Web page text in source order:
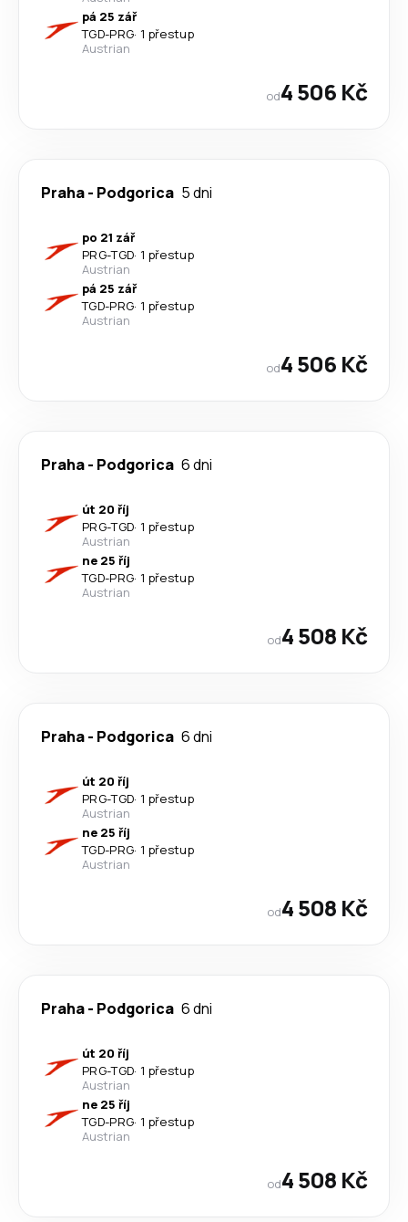
pá 25 zář
TGD-PRG· 1 přestup
Austrian
od4 506 Kč
Praha- Podgorica 5 dni
po 21 zář
PRG-TGD· 1 přestup
Austrian
pá 25 zář
TGD-PRG· 1 přestup
Austrian
od4 506 Kč
Praha- Podgorica 6 dni
út 20 říj
PRG-TGD· 1 přestup
Austrian
ne 25 říj
TGD-PRG· 1 přestup
Austrian
od4 508 Kč
Praha- Podgorica 6 dni
út 20 říj
PRG-TGD· 1 přestup
Austrian
ne 25 říj
TGD-PRG· 1 přestup
Austrian
od4 508 Kč
Praha- Podgorica 6 dni
út 20 říj
PRG-TGD· 1 přestup
Austrian
ne 25 říj
TGD-PRG· 1 přestup
Austrian
od4 508 Kč